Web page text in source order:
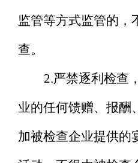
监管等方式监管的，
查。
2.严禁逐利检查
业的任何馈赠、报酬
加被检查企业提供的